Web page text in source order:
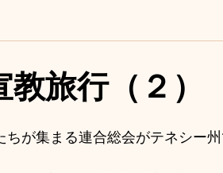
旅行（２）